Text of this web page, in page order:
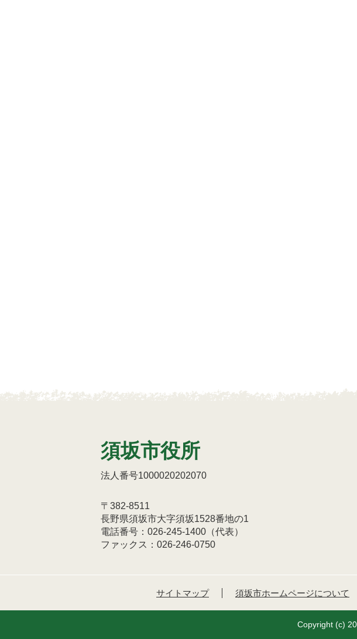
須坂市役所
法人番号1000020202070
〒382-8511
長野県須坂市大字須坂1528番地の1
電話番号：026-245-1400（代表）
ファックス：026-246-0750
サイトマップ 須坂市ホームページについて
Copyright (c)